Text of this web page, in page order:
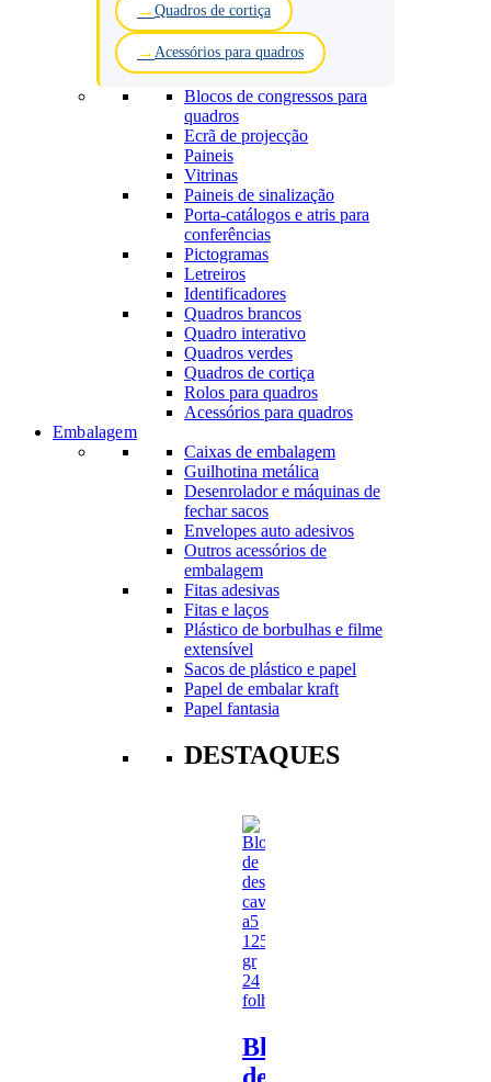
Quadros de cortiça
Acessórios para quadros
Blocos de congressos para
quadros
Ecrã de projecção
Paineis
Vitrinas
Paineis de sinalização
Porta-catálogos e atris para
conferências
Pictogramas
Letreiros
Identificadores
Quadros brancos
Quadro interativo
Quadros verdes
Quadros de cortiça
Rolos para quadros
Acessórios para quadros
Embalagem
Caixas de embalagem
Guilhotina metálica
Desenrolador e máquinas de
fechar sacos
Envelopes auto adesivos
Outros acessórios de
embalagem
Fitas adesivas
Fitas e laços
Plástico de borbulhas e filme
extensível
Sacos de plástico e papel
Papel de embalar kraft
Papel fantasia
DESTAQUES
Bloco
de